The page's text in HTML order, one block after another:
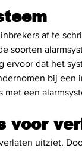
af te
soorten
dat het
bij een
een
voor
uitziet.